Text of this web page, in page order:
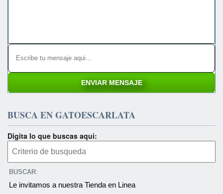
BUSCA EN GATOESCARLATA
Digita lo que buscas aqui:
BUSCAR:
Le invitamos a nuestra Tienda en Linea